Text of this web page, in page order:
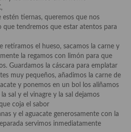
estén tiernas, queremos que nos
que tendremos que estar atentos para
le retiramos el hueso, sacamos la carne y
la regamos con limón para que
Guardamos la cáscara para emplatar
muy pequeños, añadimos la carne de
y ponemos en un bol los aliñamos
sal y el vinagre y la sal dejamos
coja el sabor
y el aguacate generosamente con la
servimos inmediatamente